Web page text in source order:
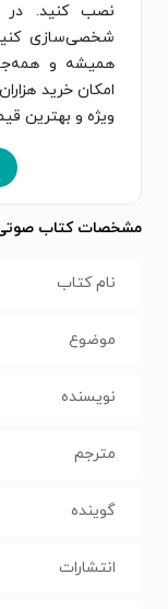
نصب کنید. در
شخصی‌سازی
همیشه و
امکان خرید
ویژه و بهترین
مشخصات کتاب
نام کتاب
موضوع
نویسنده
مترجم
گوینده
انتشارات